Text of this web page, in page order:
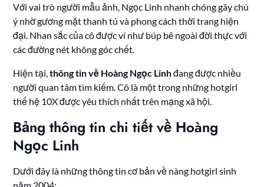
Với vai trò người mẫu ảnh, Ngọc Linh nhanh chóng gây chú
ý nhờ gương mặt thanh tú và phong cách thời trang hiện
đại. Nhan sắc của cô được ví như búp bê ngoài đời thực với
các đường nét không góc chết.
Hiện tại,thông tin về Hoàng Ngọc Linhđang được nhiều
người quan tâm tìm kiếm. Cô là một trong những hotgirl
thế hệ 10X được yêu thích nhất trên mạng xã hội.
Bảng thông tin chi tiết về Hoàng
Ngọc Linh
Dưới đây là những thông tin cơ bản về nàng hotgirl sinh
năm 2004: